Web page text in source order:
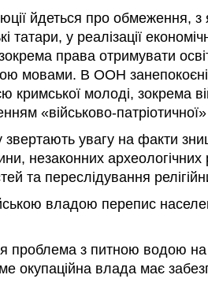
йдеться про обмеження, з
татари, у реалізації
права отримувати
мовами. В ООН занепокоєні
кримської молоді, зокрема
«військово-
увагу на факти
незаконних археологічних
та переслідування
владою перепис
проблема з питною водою
окупаційна влада має